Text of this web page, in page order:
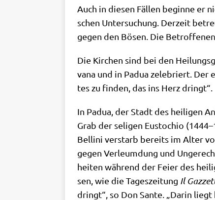
Auch in die­sen Fäl­len begin­ne er
schen Unter­su­chung. Der­zeit
gegen den Bösen. Die
Die Kir­chen sind bei den
va­na und in Padua zele­briert.
tes zu fin­den, das ins Herz dringt“.
In Padua, der Stadt des hei­li­gen
Grab der seli­gen Eustochio
Bel­li­ni ver­starb bereits im Alter
gegen Ver­leum­dung und
hei­ten wäh­rend der Fei­er des
sen, wie die Tages­zei­tung Il
dringt“, so Don San­te. „Dar­in